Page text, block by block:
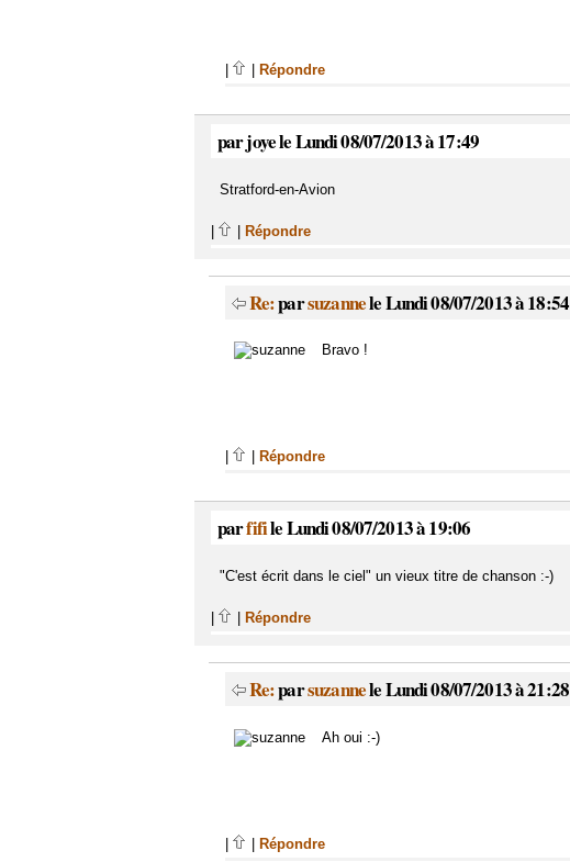
Répondre
par joye le Lundi 08/07/2013 à 17:49
Stratford-en-Avion
| | Répondre
Re:parsuzannele Lundi 08/07/2013 à 18:54
Bravo !
Répondre
parfifile Lundi 08/07/2013 à 19:06
"C'est écrit dans le ciel" un vieux titre de chanson :-)
Répondre
Re:parsuzannele Lundi 08/07/2013 à 21:28
Ah oui :-)
Répondre